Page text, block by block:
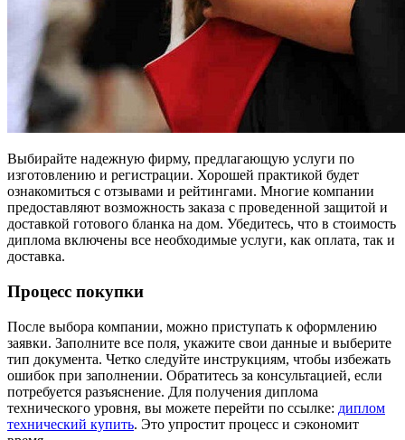
Выбирайте надежную фирму, предлагающую услуги по
изготовлению и регистрации. Хорошей практикой будет
ознакомиться с отзывами и рейтингами. Многие компании
предоставляют возможность заказа с проведенной защитой и
доставкой готового бланка на дом. Убедитесь, что в стоимость
диплома включены все необходимые услуги, как оплата, так и
доставка.
Процесс покупки
После выбора компании, можно приступать к оформлению
заявки. Заполните все поля, укажите свои данные и выберите
тип документа. Четко следуйте инструкциям, чтобы избежать
ошибок при заполнении. Обратитесь за консультацией, если
потребуется разъяснение. Для получения диплома
технического уровня, вы можете перейти по ссылке: диплом
технический купить. Это упростит процесс и сэкономит